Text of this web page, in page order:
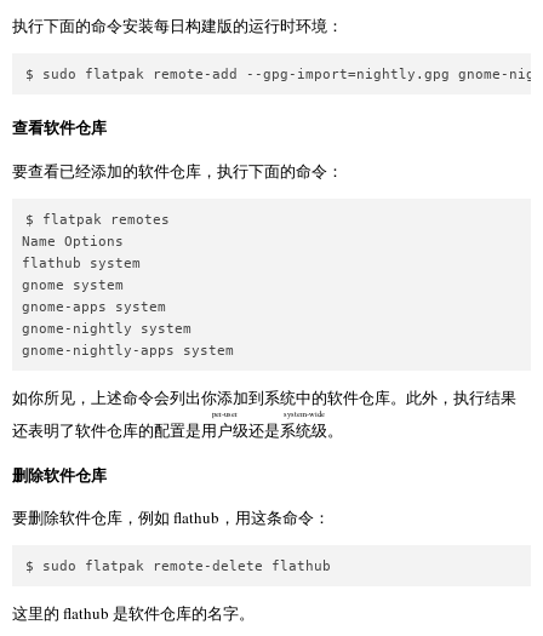
执行下面的命令安装每日构建版的运行时环境：
$ sudo flatpak remote-add --gpg-import=nightly.gpg gnome-
查看软件仓库
要查看已经添加的软件仓库，执行下面的命令：
$ flatpak remotes
Name Options
flathub system
gnome system
gnome-apps system
gnome-nightly system
gnome-nightly-apps system
如你所见，上述命令会列出你添加到系统中的软件仓库。此外，执行结果
还表明了软件仓库的配置是用户级
per-user
还是系统级
system-wide
。
删除软件仓库
要删除软件仓库，例如 flathub，用这条命令：
$ sudo flatpak remote-delete flathub
这里的 flathub 是软件仓库的名字。